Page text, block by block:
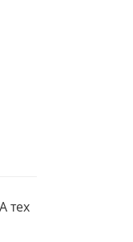
тех